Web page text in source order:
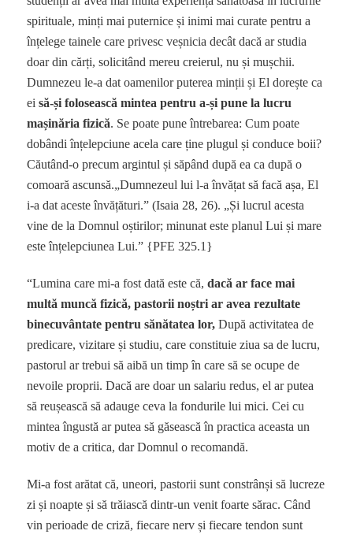
spirituale, minți mai puternice și inimi mai curate pentru a
înțelege tainele care privesc veșnicia decât dacă ar studia
doar din cărți, solicitând mereu creierul, nu și mușchii.
Dumnezeu le-a dat oamenilor puterea minții și El dorește ca
eisă-și folosească mintea pentru a-și pune la lucru
mașinăria fizică. Se poate pune întrebarea: Cum poate
dobândi înțelepciune acela care ține plugul și conduce boii?
Căutând-o precum argintul și săpând după ea ca după o
comoară ascunsă.„Dumnezeul lui l-a învățat să facă așa, El
i-a dat aceste învățături.” (Isaia 28, 26). „Și lucrul acesta
vine de la Domnul oștirilor; minunat este planul Lui și mare
este înțelepciunea Lui.” {PFE 325.1}
“Lumina care mi-a fost dată este că,dacă ar face mai
multă muncă fizică, pastorii noștri ar avea rezultate
binecuvântate pentru sănătatea lor, După activitatea de
predicare, vizitare și studiu, care constituie ziua sa de lucru,
pastorul ar trebui să aibă un timp în care să se ocupe de
nevoile proprii. Dacă are doar un salariu redus, el ar putea
să reușească să adauge ceva la fondurile lui mici. Cei cu
mintea îngustă ar putea să găsească în practica aceasta un
motiv de a critica, dar Domnul o recomandă.
Mi-a fost arătat că, uneori, pastorii sunt constrânși să lucreze
zi și noapte și să trăiască dintr-un venit foarte sărac. Când
vin perioade de criză, fiecare nerv și fiecare tendon sunt